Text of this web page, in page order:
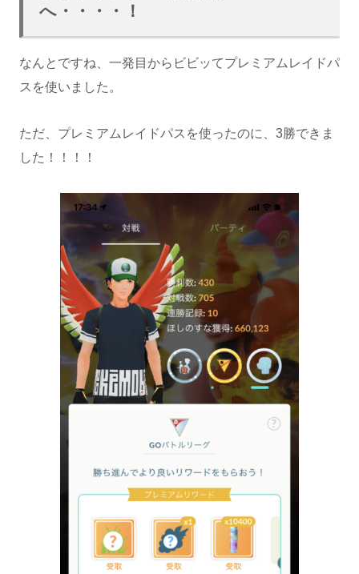
へ・・・・！
なんとですね、一発目からビビッてプレミアムレイドパ
スを使いました。
ただ、プレミアムレイドパスを使ったのに、3勝できま
した！！！！